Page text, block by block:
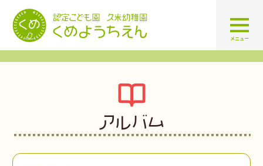
認定こども園 学校法人久米幼
メニュー
アルバム